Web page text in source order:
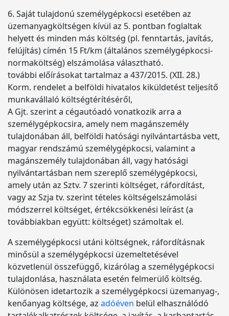
6. Saját tulajdonú személygépkocsi esetében az
üzemanyagköltségen kívül az 5. pontban foglaltak
helyett és minden más költség (pl. fenntartás, javítás,
felújítás) címén 15 Ft/km (általános személygépkocsi-
normaköltség) elszámolása választható.
további előírásokat tartalmaz a 437/2015. (XII. 28.)
Korm. rendelet a belföldi hivatalos kiküldetést teljesítő
munkavállaló költségtérítéséről,
A Gjt. szerint a cégautóadó vonatkozik arra a
személygépkocsira, amely nem magánszemély
tulajdonában áll, belföldi hatósági nyilvántartásba vett,
magyar rendszámú személygépkocsi, valamint a
magánszemély tulajdonában áll, vagy hatósági
nyilvántartásban nem szereplő személygépkocsi,
amely után az Sztv. 7 szerinti költséget, ráfordítást,
vagy az Szja tv. szerint tételes költségelszámolási
módszerrel költséget, értékcsökkenési leírást (a
továbbiakban együtt: költséget) számoltak el.
A személygépkocsi utáni költségnek, ráfordításnak
minősül a személygépkocsi üzemeltetésével
közvetlenül összefüggő, kizárólag a személygépkocsi
tulajdonlása, használata esetén felmerülő költség.
Különösen idetartozik a személygépkocsi üzemanyag-,
kenőanyag költsége, az adóéven belül elhasználódó